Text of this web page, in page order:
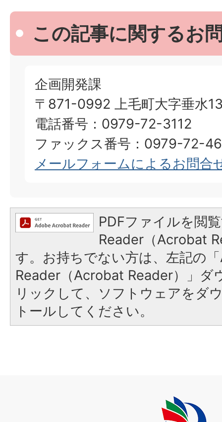
この記事に関するお
企画開発課
〒871-0992 上毛町大字垂水
電話番号：0979-72-3112
ファックス番号：0979-72-
メールフォームによるお問合
PDFファイルを閲
Reader（Acrobat
す。お持ちでない方は、左記の
Reader（Acrobat Reader）」ダ
リックして、ソフトウェアをダ
トールしてください。